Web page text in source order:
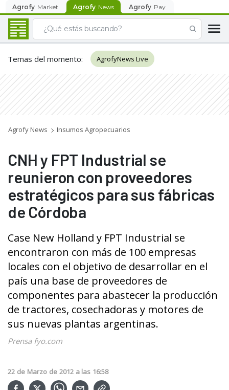
Agrofy Market Agrofy News Agrofy Pay
Temas del momento: AgrofyNews Live
Agrofy News Insumos Agropecuarios
CNH y FPT Industrial se
reunieron con proveedores
estratégicos para sus fábricas
de Córdoba
Case New Holland y FPT Industrial se
encontraron con más de 100 empresas
locales con el objetivo de desarrollar en el
país una base de proveedores de
componentes para abastecer la producción
de tractores, cosechadoras y motores de
sus nuevas plantas argentinas.
Prensa fyo.com
22 de Marzo de 2012 a las 16:58